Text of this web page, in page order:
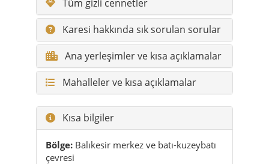
Mahalleler ve kısa açıklamalar
Kısa bilgiler
Bölge:Balıkesir merkez ve batı-kuzeybatı
çevresi
İl:Balıkesir
Nüfus:yaklaşık 190 bin+
Mahalle sayısı:70
Karakter:tarih güçlü, şehir-kırsal dengesi
belirgin, çok katmanlı